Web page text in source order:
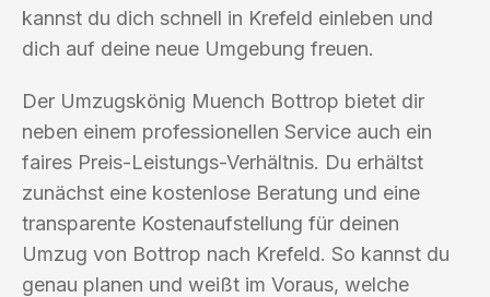
kannst du dich schnell in Krefeld einleben und
dich auf deine neue Umgebung freuen.
Der Umzugskönig Muench Bottrop bietet dir
neben einem professionellen Service auch ein
faires Preis-Leistungs-Verhältnis. Du erhältst
zunächst eine kostenlose Beratung und eine
transparente Kostenaufstellung für deinen
Umzug von Bottrop nach Krefeld. So kannst du
genau planen und weißt im Voraus, welche